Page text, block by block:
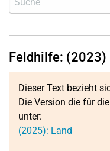
Feldhilfe: (2023)
Dieser Text bezieht
Die Version die für die
unter:
(2025): Land